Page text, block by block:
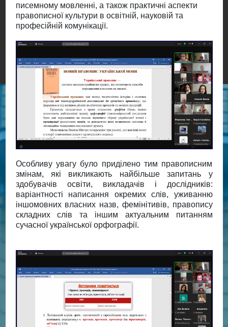
писемному мовленні, а також практичні аспекти
правописної культури в освітній, науковій та
професійній комунікації.
Особливу увагу було приділено тим правописним
змінам, які викликають найбільше запитань у
здобувачів освіти, викладачів і дослідників:
варіантності написання окремих слів, уживанню
іншомовних власних назв, фемінітивів, правопису
складних слів та іншим актуальним питанням
сучасної української орфографії.